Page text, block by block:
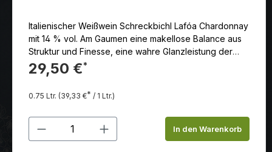
Italienischer Weißwein Schreckbichl Lafóa Chardonnay
mit 14 % vol. Am Gaumen eine makellose Balance aus
Struktur und Finesse, eine wahre Glanzleistung der
Kellerei. Fein unterlegtes Holz machen diesen Wein zu
einem harmonischen Ganzen.
29,50 €*
0.75 Ltr. (39,33 €* / 1 Ltr.)
Produkt Anzahl: Gib denIn den Warenkorb